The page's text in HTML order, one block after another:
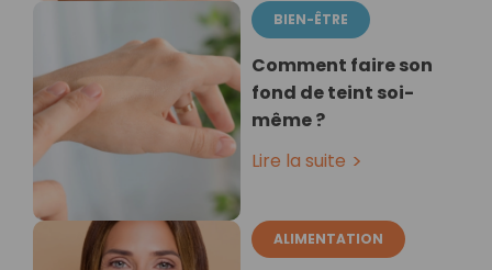
BIEN-ÊTRE
Comment faire son
fond de teint soi-
même ?
Lire la suite
ALIMENTATION